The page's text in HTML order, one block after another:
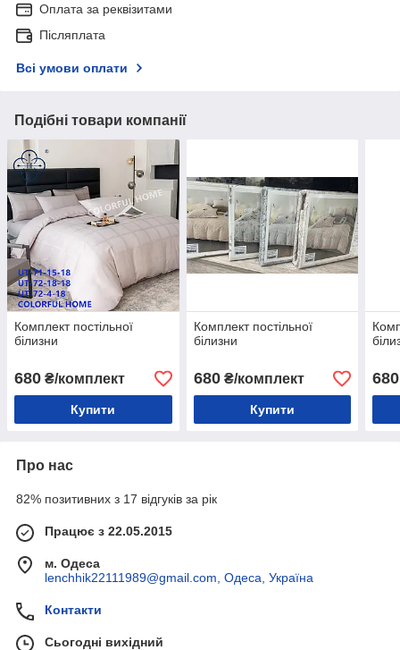
Оплата за реквізитами
Післяплата
Всі умови оплати
Подібні товари компанії
Комплект постільної
білизни
680 ₴/комплект
Купити
Комплект постільної
білизни
680₴/комплект
Купити
680
Про нас
82% позитивних з 17 відгуків за рік
Працює з 22.05.2015
м. Одеса
lenchhik22111989@gmail.com, Одеса, Україна
Контакти
Сьогодні вихідний